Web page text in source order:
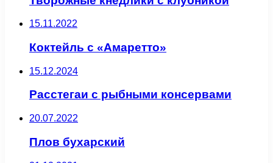
15.11.2022
Коктейль с «Амаретто»
15.12.2024
Расстегаи с рыбными консервами
20.07.2022
Плов бухарский